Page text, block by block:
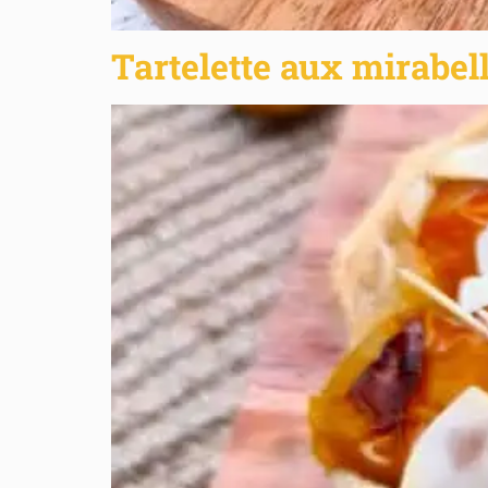
Tartelette aux